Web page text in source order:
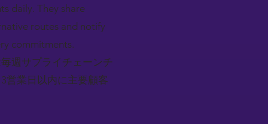
daily. They share
routes and notify
commitments.
週サプライチェーンチ
営業日以内に主要顧客